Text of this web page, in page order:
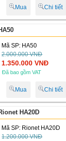
Mua Chi tiết
Mã SP: HA50
2.000.000 VNĐ
1.350.000 VNĐ
Đã bao gồm VAT
Mua Chi tiết
HA20D
Mã SP: Rionet HA20D
1.200.000 VNĐ